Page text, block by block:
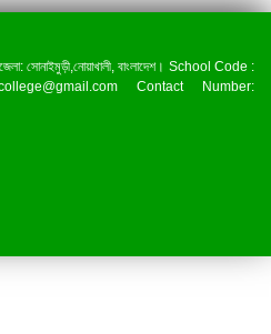
সোনাইমুড়ী,নোয়াখালী, বাংলাদেশ। School Code :
Contact Number: